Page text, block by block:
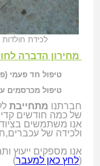
לכידת חולדות
מחירון הדברה
טיפול חד פעמי
טיפול מכרסמים עם אחריות
חברתנו מתחייבת
של כמה חודשים
אנו משתמשים
ולכידה של
אנו מספקים ייעוץ
(לחץ כאן למעבר)